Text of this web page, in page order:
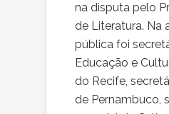
na disputa pelo
de Literatura. Na
pública foi
Educação e
do Recife,
de Pernambuco,